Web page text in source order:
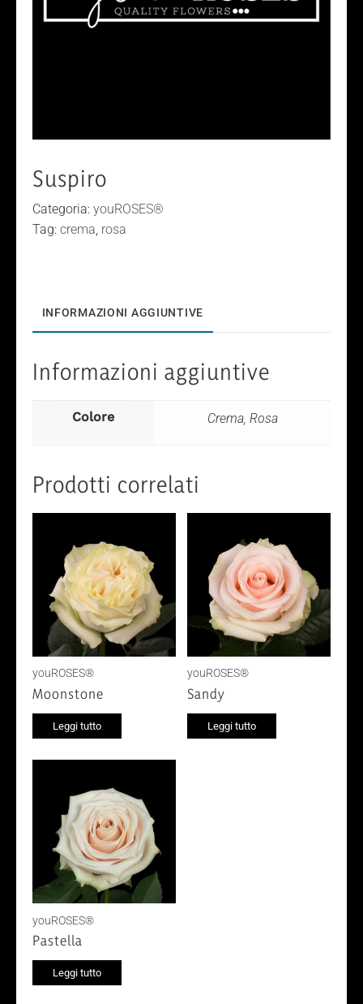
Suspiro
Categoria: youROSES®
Tag: crema rosa
INFORMAZIONI AGGIUNTIVE
Informazioni aggiuntive
Colore Crema, Rosa
Prodotti correlati
youROSES®
Moonstone
Leggi tutto
youROSES®
Sandy
Leggi tutto
youROSES®
Pastella
Leggi tutto